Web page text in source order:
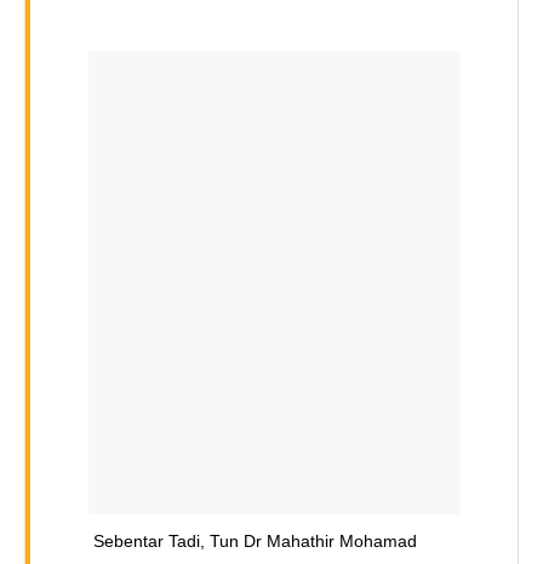
Sebentar Tadi, Tun Dr Mahathir Mohamad